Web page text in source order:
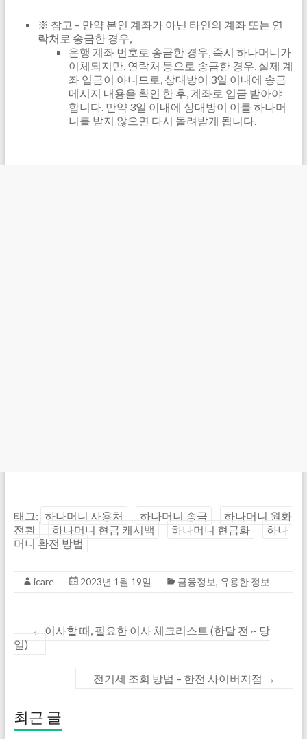
※ 참고 – 만약 본인 계좌가 아닌 타인의 계좌 또는 연
락처로 송금한 경우,
은행 계좌 번호로 송금한 경우, 즉시 하나머니가
이체되지만, 연락처 등으로 송금한 경우, 실제 계
좌 입금이 아니므로, 상대방이 3일 이내에 송금
메시지 내용을 확인 한 후, 계좌로 입금 받아야
합니다. 만약 3일 이내에 상대방이 이를 하나머
니를 받지 않으면 다시 돌려받게 됩니다.
태그: 하나머니 사용처 하나머니 송금
하나머니 원화
전환
하나머니 현금 캐시백 하나머니 현금화
하나
머니 환전 방법
icare 2023년 1월 19일 금융정보, 유용한 정보
← 이사할 때, 필요한 이사 체크리스트 (한달 전 ~ 당
일)
전기세 조회 방법 – 한전 사이버지점 →
최근 글